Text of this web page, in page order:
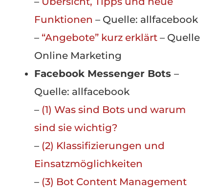
Funktionen – Quelle: allfacebook
– “Angebote” kurz erklärt– Quelle
Online Marketing
Facebook Messenger Bots –
Quelle: allfacebook
– (1) Was sind Bots und warum
sind sie wichtig?
– (2) Klassifizierungen und
Einsatzmöglichkeiten
– (3) Bot Content Management